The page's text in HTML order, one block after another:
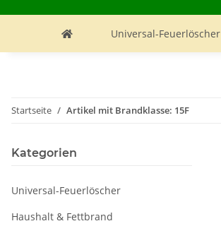
Universal-Feuerlöscher
Startseite Artikel mit Brandklasse: 15F
Kategorien
Universal-Feuerlöscher
Haushalt & Fettbrand